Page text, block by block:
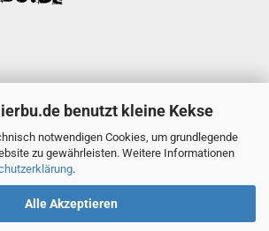
benutzt kleine Kekse
notwendigen Cookies, um grundlegende
zu gewährleisten. Weitere Informationen
.
Alle Akzeptieren